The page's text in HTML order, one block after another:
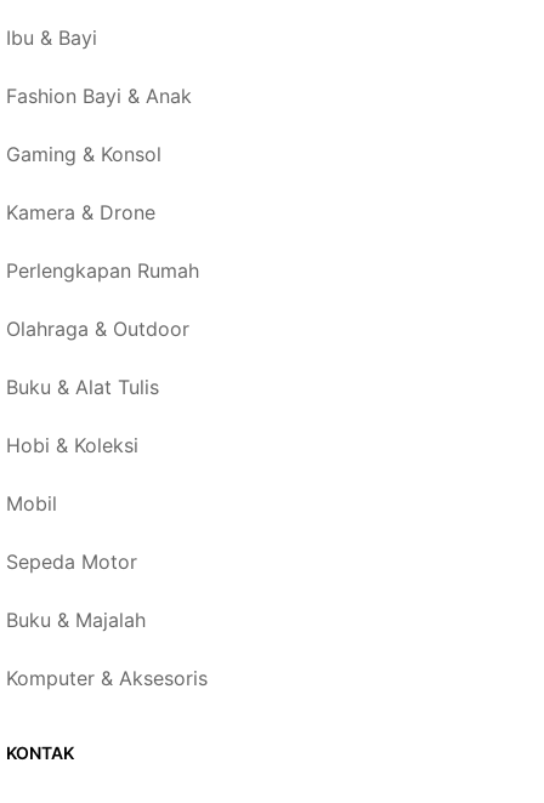
Ibu & Bayi
Fashion Bayi & Anak
Gaming & Konsol
Kamera & Drone
Perlengkapan Rumah
Olahraga & Outdoor
Buku & Alat Tulis
Hobi & Koleksi
Mobil
Sepeda Motor
Buku & Majalah
Komputer & Aksesoris
KONTAK